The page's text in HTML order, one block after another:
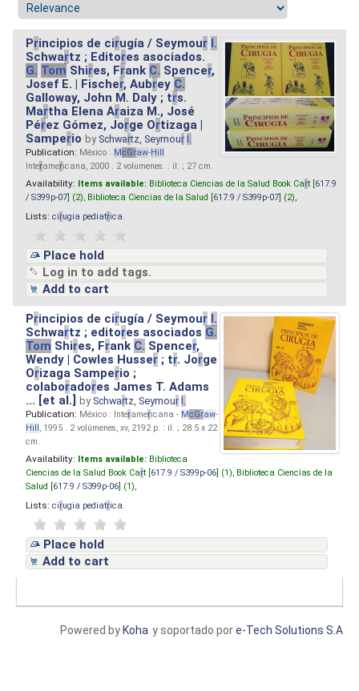
Principios de cirugía / Seymour I.
Schwartz ; Editores asociados.
G. Tom Shires, Frank C. Spencer,
Josef E. | Fischer, Aubrey C.
Galloway, John M. Daly ; trs.
Martha Elena Araiza M., José
Pérez Gómez, Jorge Ortizaga |
Samperio by Schwartz, Seymour I.
Publication: México : McGraw-Hill
Interamericana, 2000 . 2 volumenes. : il. ; 27 cm.
Availability: Items available: Biblioteca Ciencias de la Salud Book Cart [ 617.9
/ S399p-07 ] (2), Biblioteca Ciencias de la Salud [ 617.9 / S399p-07 ] (2),
Lists: cirugia pediatrica
Place hold
Log in to add tags.
Add to cart
Principios de cirugía / Seymour I.
Schwartz ; editores asociados G.
Tom Shires, Frank C. Spencer,
Wendy | Cowles Husser ; tr. Jorge
Orizaga Samperio ;
colaboradores James T. Adams
... [et al.]by Schwartz, Seymour I.
Publication: México : Interamericana - McGraw-
Hill, 1995 . 2 volúmenes, xv, 2192 p. : il. ; 28.5 x 22
cm.
Availability: Items available: Biblioteca
Ciencias de la Salud Book Cart [ 617.9 / S399p-06 ] (1), Biblioteca Ciencias de la
Salud [ 617.9 / S399p-06 ] (1),
Lists: cirugia pediatrica
Place hold
Add to cart
y soportado pore-Tech Solutions S.A
Powered by Koha